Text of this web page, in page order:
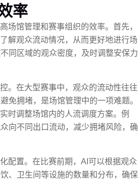
率
场馆管理和赛事组织的效率。首先，
解观众流动情况，从而更好地进行场
同区域的观众密度，及时调整安保力
。在大型赛事中，观众的流动性往往
免拥堵，是场馆管理中的一项难题。
时调整场馆内的人流调度方案。例
向不同出口流动，减少拥堵风险，确
配置。在比赛前期，AI可以根据观众
、卫生间等设施的数量和分布，确保